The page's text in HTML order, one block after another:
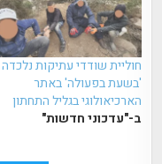
חוליית שודדי עתיקות נלכדה
'בשעת בפעולה' באתר
הארכיאולוגי בגליל התחתון
ב-"עדכוני חדשות"